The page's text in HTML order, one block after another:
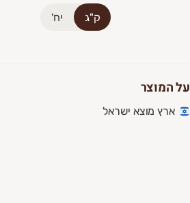
ק"ג יח'
על המוצר
ארץ מוצא ישראל